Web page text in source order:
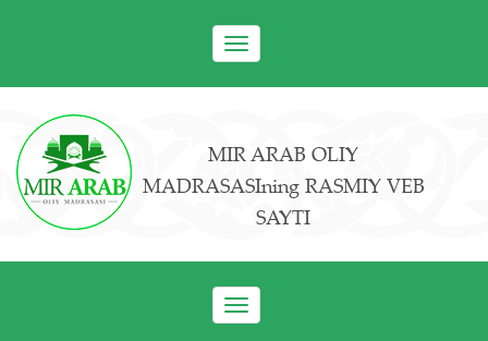
Toggle
navigation
MIR ARAB OLIY
MADRASASIning RASMIY VEB
SAYTI
Toggle
navigation